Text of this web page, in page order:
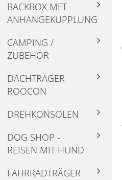
BACKBOX MFT
ANHÄNGEKUPPLUNG
CAMPING /
ZUBEHÖR
DACHTRÄGER
ROOCON
DREHKONSOLEN
DOG SHOP -
REISEN MIT HUND
FAHRRADTRÄGER